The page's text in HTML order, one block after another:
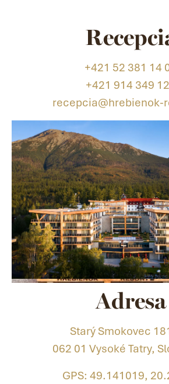
+421 52 381 14
+421 914 349
recepcia@hrebienok-
Adresa
Starý Smokovec
062 01 Vysoké Tatry,
GPS: 49.141019,